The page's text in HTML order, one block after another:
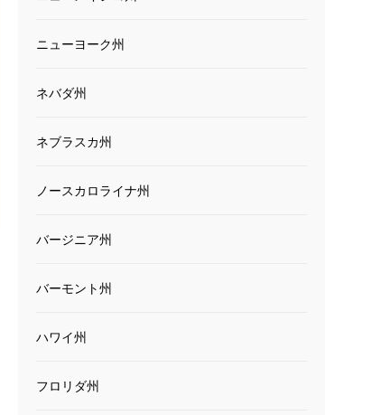
ニューヨーク州
ネバダ州
ネブラスカ州
ノースカロライナ州
バージニア州
バーモント州
ハワイ州
フロリダ州